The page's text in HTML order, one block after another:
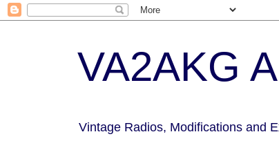
VA2AKG
Vintage Radios, Modifications and